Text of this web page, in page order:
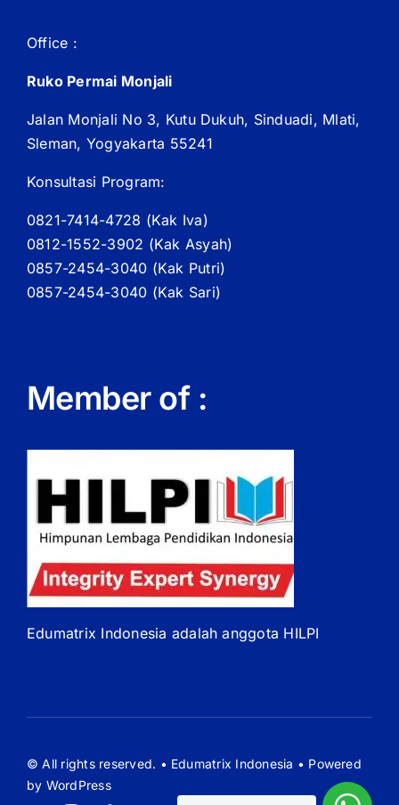
Office :
Ruko Permai Monjali
Jalan Monjali No 3, Kutu Dukuh, Sinduadi, Mlati,
Sleman, Yogyakarta 55241
Konsultasi Program:
0821-7414-4728 (Kak Iva)
0812-1552-3902 (Kak Asyah)
0857-2454-3040 (Kak Putri)
0857-2454-3040 (Kak Sari)
Member of :
Edumatrix Indonesia adalah anggota HILPI
© All rights reserved. • Edumatrix Indonesia • Powered
by WordPress